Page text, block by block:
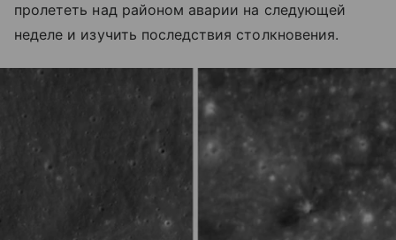
пролететь над районом аварии на следующей
неделе и изучить последствия столкновения.